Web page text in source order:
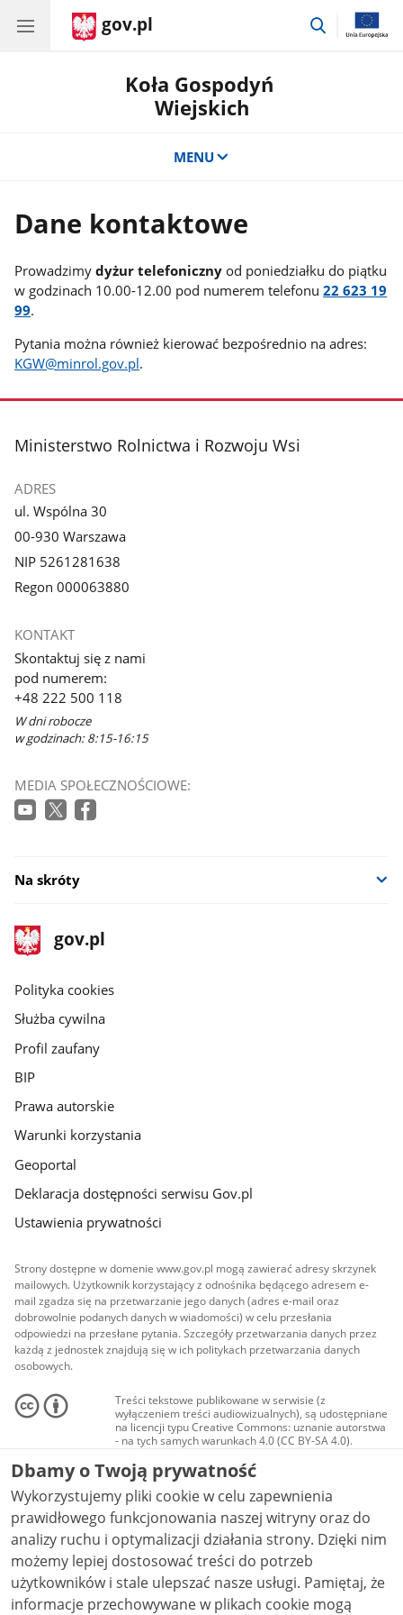
gov.pl
przejdź
Koła Gospodyń
Wiejskich
MENU
Dane kontaktowe
Prowadzimydyżur telefoniczny od poniedziałku do piątku
w godzinach 10.00-12.00 pod numerem telefonu22 623 19
99.
Pytania można również kierować bezpośrednio na adres:
KGW@minrol.gov.pl.
stopka
Ministerstwo Rolnictwa i Rozwoju Wsi
ADRES
ul. Wspólna 30
00-930 Warszawa
NIP 5261281638
Regon 000063880
KONTAKT
Skontaktuj się z nami
pod numerem:
+48 222 500 118
W dni robocze
w godzinach: 8:15-16:15
MEDIA SPOŁECZNOŚCIOWE:
Na skróty
stopka
gov.pl
Strona
gov.pl
gov.pl
Polityka cookies
Służba cywilna
Profil zaufany
BIP
Prawa autorskie
Warunki korzystania
Geoportal
Deklaracja dostępności serwisu Gov.pl
Ustawienia prywatności
Strony dostępne w domenie www.gov.pl mogą zawierać adresy skrzynek
mailowych. Użytkownik korzystający z odnośnika będącego adresem e-
mail zgadza się na przetwarzanie jego danych (adres e-mail oraz
dobrowolnie podanych danych w wiadomości) w celu przesłania
odpowiedzi na przesłane pytania. Szczegóły przetwarzania danych przez
każdą z jednostek znajdują się w ich politykach przetwarzania danych
osobowych.
Treści tekstowe publikowane w serwisie (z
wyłączeniem treści audiowizualnych), są udostępniane
na licencji typu Creative Commons: uznanie autorstwa
- na tych samych warunkach 4.0 (CC BY-SA 4.0).
Materiały audiowizualne, w tym zdjęcia, materiały
audio i wideo, są udostępniane na licencji typu
Creative Commons: uznanie autorstwa użycie
niekomercyjne - bez utworów zależnych 4.0 (CC BY-
NC-ND 4.0), o ile nie jest to stwierdzone inaczej.
Dbamy o Twoją prywatność
Wykorzystujemy pliki cookie w celu zapewnienia
prawidłowego funkcjonowania naszej witryny oraz do
analizy ruchu i optymalizacji działania strony. Dzięki nim
możemy lepiej dostosować treści do potrzeb
użytkowników i stale ulepszać nasze usługi. Pamiętaj, że
informacje przechowywane w plikach cookie mogą